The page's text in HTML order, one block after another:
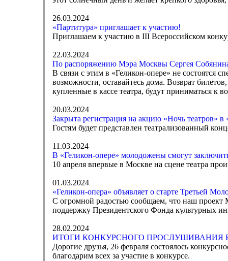
26.03.2024
«Партитура» приглашает к участию!
Приглашаем к участию в III Всероссийском
22.03.2024
По распоряжению Мэра Москвы Сергея
В связи с этим в «Геликон-опере» не состоятся
возможности, оставайтесь дома. Возврат
купленные в кассе театра, будут приниматься к
20.03.2024
Закрыта регистрация на акцию «Ночь театров» в
Гостям будет представлен театрализованный
11.03.2024
В «Геликон-опере» молодожены смогут
10 апреля впервые в Москве на сцене театра
01.03.2024
«Геликон-опера» объявляет о старте Третьей
С огромной радостью сообщаем, что наш проект
поддержку Президентского Фонда культурных
28.02.2024
ИТОГИ КОНКУРСНОГО ПРОСЛУШИВАНИЯ
Дорогие друзья, 26 февраля состоялось
благодарим всех за участие в конкурсе.